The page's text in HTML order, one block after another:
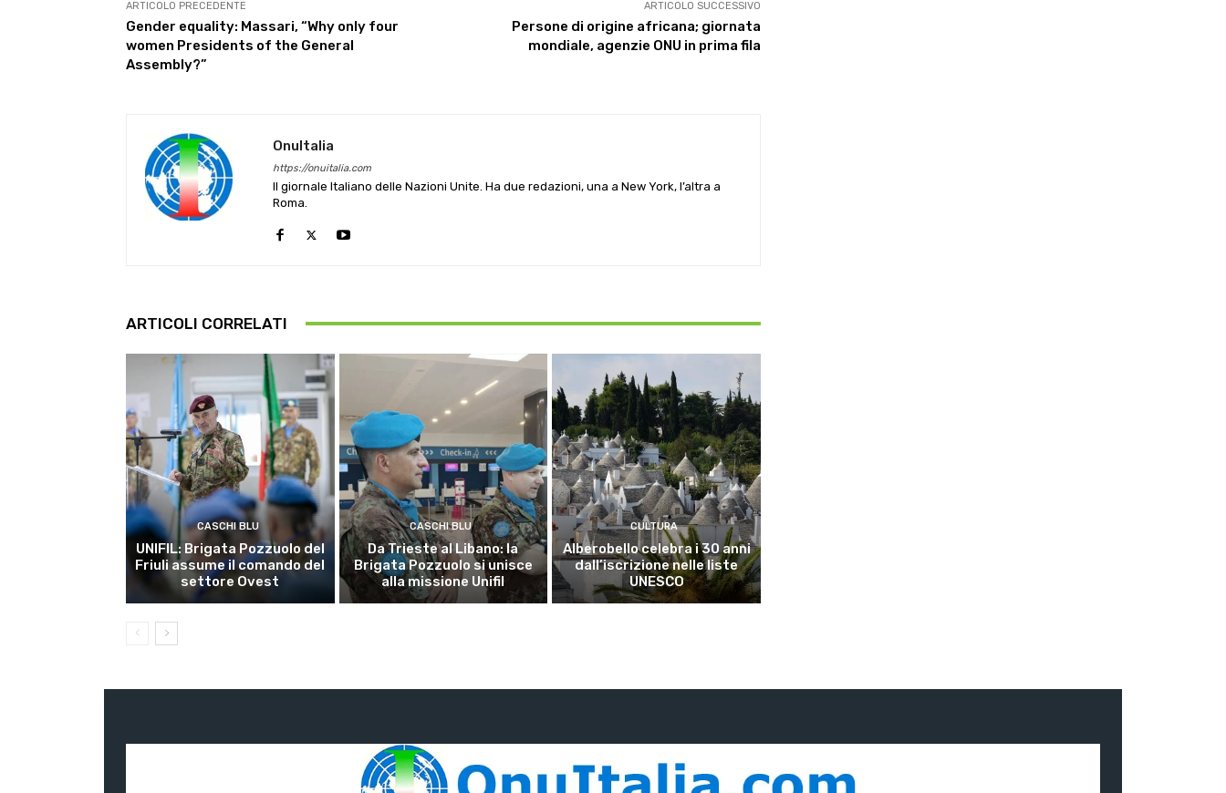
ARTICOLO PRECEDENTE
Gender equality: Massari, “Why only four
women Presidents of the General
Assembly?”
ARTICOLO SUCCESSIVO
Persone di origine africana; giornata
mondiale, agenzie ONU in prima fila
OnuItalia
https://onuitalia.com
Il giornale Italiano delle Nazioni Unite. Ha due redazioni, una a New York, l’altra a
Roma.
ARTICOLI CORRELATI
CASCHI BLU
UNIFIL: Brigata Pozzuolo del
Friuli assume il comando del
settore Ovest
CASCHI BLU
Da Trieste al Libano: la
Brigata Pozzuolo si unisce
alla missione Unifil
CULTURA
Alberobello celebra i 30 anni
dall’iscrizione nelle liste
UNESCO